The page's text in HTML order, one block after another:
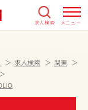
求人検索 メニュー
求人検索
関東